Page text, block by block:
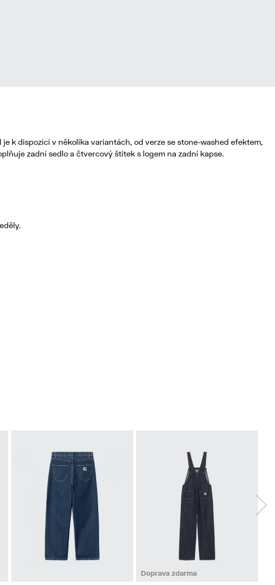
k dispozici v několika variantách, od verze se stone-washed efektem,
zadní sedlo a čtvercový štítek s logem na zadní kapse.
Doprava zdarma
S